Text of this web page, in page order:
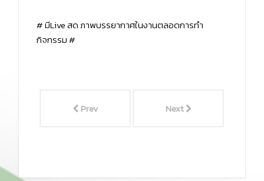
# มีLive สด ภาพบรรยากาศในงานตลอดการทำ
กิจกรรม #
Prev Next